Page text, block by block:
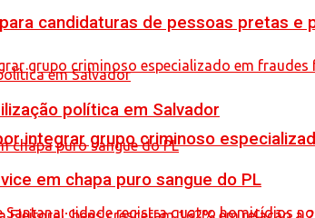
integrar grupo criminoso
candidaturas de pessoas pretas e
política em Salvador
em chapa puro sangue do PL